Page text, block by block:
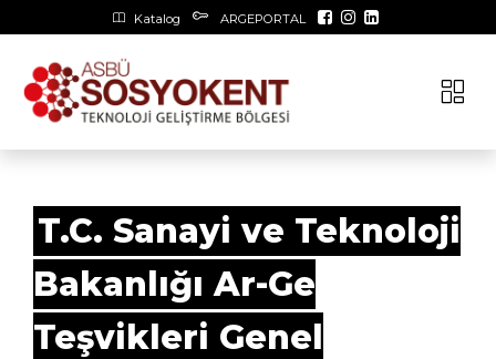
Katalog ARGEPORTAL
T.C. Sanayi ve Teknoloji
Bakanlığı Ar-Ge
Teşvikleri Genel